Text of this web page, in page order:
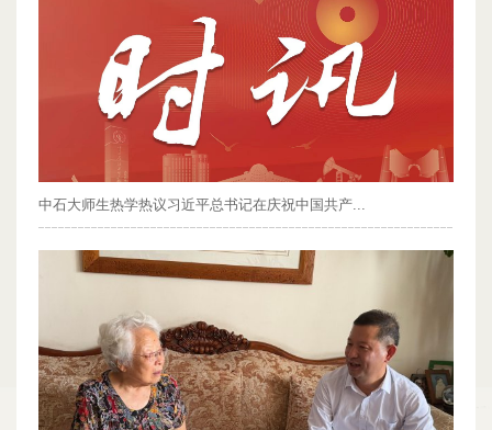
中石大师生热学热议习近平总书记在庆祝中国共产...